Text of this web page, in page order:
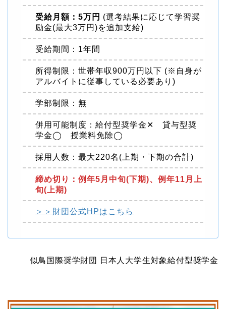
受給月額：5万円 (選考結果に応じて学習奨
励金(最大3万円)を追加支給)
受給期間：1年間
所得制限：世帯年収900万円以下 (※自身が
アルバイトに従事している必要あり)
学部制限：無
併用可能制度：給付型奨学金✕ 貸与型奨
学金◯ 授業料免除◯
採用人数：最大220名(上期・下期の合計)
締め切り：例年5月中旬(下期)、例年11月上
旬(上期)
＞＞財団公式HPはこちら
似鳥国際奨学財団 日本人大学生対象給付型奨学金